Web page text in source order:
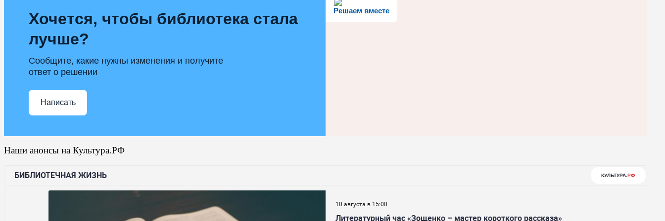
Решаем вместе
Хочется, чтобы библиотека стала
лучше?
Сообщите, какие нужны изменения и получите
ответ о решении
Написать
Наши анонсы на Культура.РФ